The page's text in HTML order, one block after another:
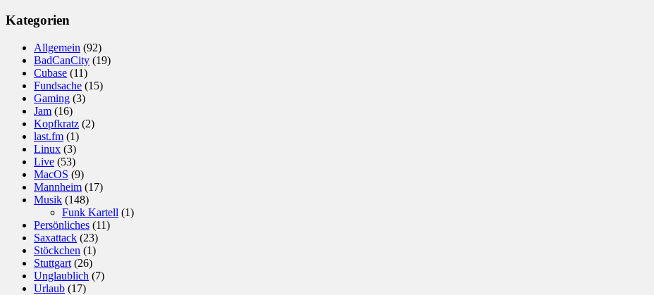
Kategorien
Allgemein (92)
BadCanCity (19)
Cubase (11)
Fundsache (15)
Gaming (3)
Jam (16)
Kopfkratz (2)
last.fm (1)
Linux (3)
Live (53)
MacOS (9)
Mannheim (17)
Musik (148)
Funk Kartell (1)
Persönliches (11)
Saxattack (23)
Stöckchen (1)
Stuttgart (26)
Unglaublich (7)
Urlaub (17)